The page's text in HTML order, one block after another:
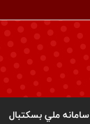
سامانه ملي بسکتبال